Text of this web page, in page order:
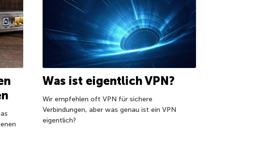
Was ist eigentlich VPN?
Wir empfehlen oft VPN für sichere
Verbindungen, aber was genau ist ein VPN
eigentlich?